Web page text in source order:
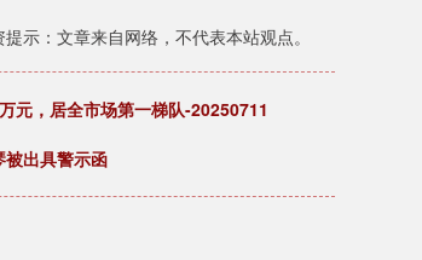
示：文章来自网络，不代表本站观点。
元，居全市场第一梯队-20250711
被出具警示函